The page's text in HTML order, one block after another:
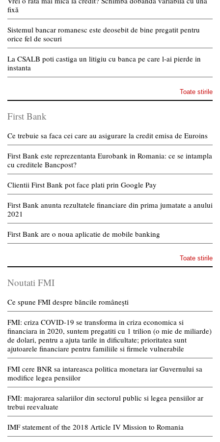
fixă
Sistemul bancar romanesc este deosebit de bine pregatit pentru
orice fel de socuri
La CSALB poti castiga un litigiu cu banca pe care l-ai pierde in
instanta
Toate stirile
First Bank
Ce trebuie sa faca cei care au asigurare la credit emisa de Euroins
First Bank este reprezentanta Eurobank in Romania: ce se intampla
cu creditele Bancpost?
Clientii First Bank pot face plati prin Google Pay
First Bank anunta rezultatele financiare din prima jumatate a anului
2021
First Bank are o noua aplicatie de mobile banking
Toate stirile
Noutati FMI
Ce spune FMI despre băncile românești
FMI: criza COVID-19 se transforma in criza economica si
financiara in 2020, suntem pregatiti cu 1 trilion (o mie de miliarde)
de dolari, pentru a ajuta tarile in dificultate; prioritatea sunt
ajutoarele financiare pentru familiile si firmele vulnerabile
FMI cere BNR sa intareasca politica monetara iar Guvernului sa
modifice legea pensiilor
FMI: majorarea salariilor din sectorul public si legea pensiilor ar
trebui reevaluate
IMF statement of the 2018 Article IV Mission to Romania